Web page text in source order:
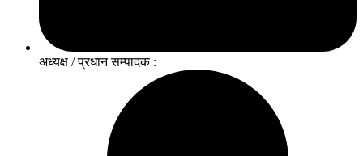
अध्यक्ष / प्रधान सम्पादक :